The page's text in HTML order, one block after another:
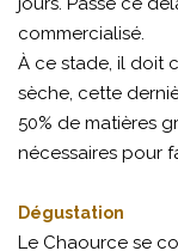
commercialisé.
À ce stade, il doit
sèche, cette
50% de matières
nécessaires pour
Dégustation
Le Chaource se